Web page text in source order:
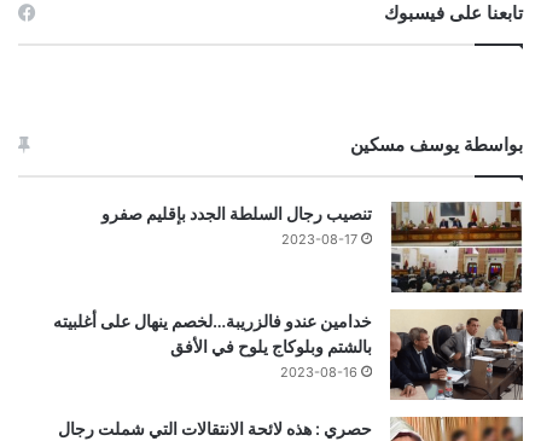
تابعنا على فيسبوك
بواسطة يوسف مسكين
تنصيب رجال السلطة الجدد بإقليم صفرو
2023-08-17
خدامين عندو فالزريبة…لخصم ينهال على أغلبيته
بالشتم وبلوكاج يلوح في الأفق
2023-08-16
حصري : هذه لائحة الانتقالات التي شملت رجال